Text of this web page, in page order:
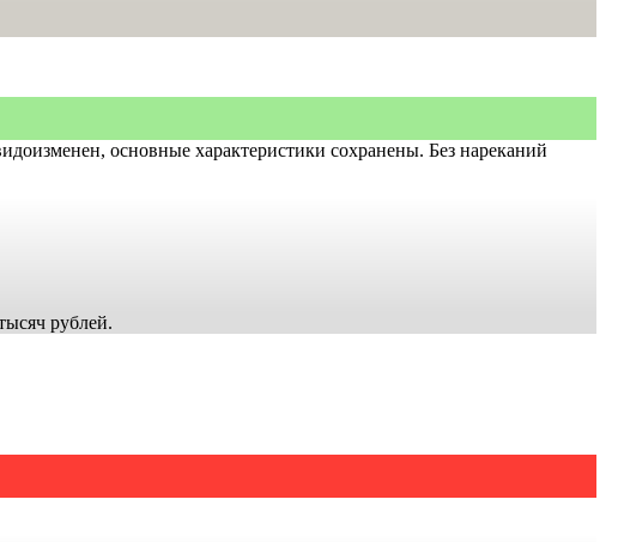
основные характеристики сохранены. Без нареканий
рублей.